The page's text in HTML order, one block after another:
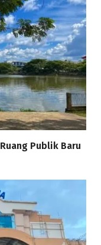
Publik Baru